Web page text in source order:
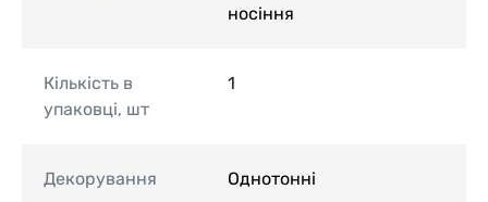
носіння
Кількість в
упаковці, шт
1
Декорування Однотонні